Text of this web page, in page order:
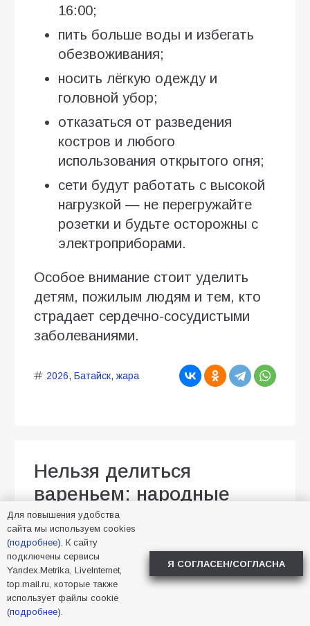
16:00;
пить больше воды и избегать
обезвоживания;
носить лёгкую одежду и
головной убор;
отказаться от разведения
костров и любого
использования открытого огня;
сети будут работать с высокой
нагрузкой — не перегружайте
розетки и будьте осторожны с
электроприборами.
Особое внимание стоит уделить
детям, пожилым людям и тем, кто
страдает сердечно-сосудистыми
заболеваниями.
2026, Батайск, жара
Нельзя делиться
вареньем: народные
приметы на День
Трофима Бессонника, 5
августа
04.08.2026
Новости в мире
Для повышения удобства
сайта мы используем cookies
(подробнее). К сайту
подключены сервисы
Yandex.Metrika, LiveInternet,
top.mail.ru, которые также
использует файлы cookie
(подробнее).
Я СОГЛАСЕН/СОГЛАСНА